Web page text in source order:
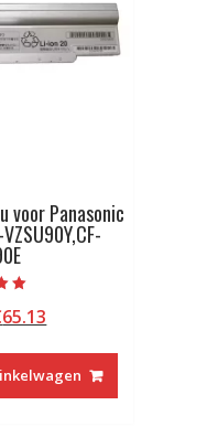
voor Panasonic
was:
65.13
€65.13.